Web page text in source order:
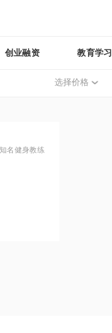
创业融资 教育学习
选择价格
名健身教练